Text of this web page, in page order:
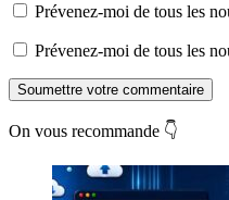
Prévenez-moi de tous les
Prévenez-moi de tous les
Soumettre votre commentaire
On vous recommande 👇